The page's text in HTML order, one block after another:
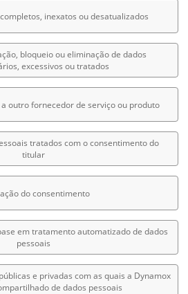
inexatos ou desatualizados
bloqueio ou eliminação de dados
excessivos ou tratados
outro fornecedor de serviço ou produto
tratados com o consentimento do
titular
do consentimento
em tratamento automatizado de dados
pessoais
e privadas com as quais a Dynamox
de dados pessoais